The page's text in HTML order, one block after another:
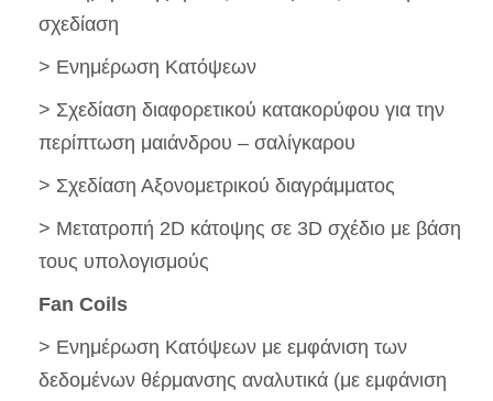
σχεδίαση
> Ενημέρωση Κατόψεων
> Σχεδίαση διαφορετικού κατακορύφου για την
περίπτωση μαιάνδρου – σαλίγκαρου
> Σχεδίαση Αξονομετρικού διαγράμματος
> Μετατροπή 2D κάτοψης σε 3D σχέδιο με βάση
τους υπολογισμούς
Fan Coils
> Ενημέρωση Κατόψεων με εμφάνιση των
δεδομένων θέρμανσης αναλυτικά (με εμφάνιση